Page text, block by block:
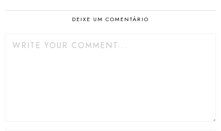
DEIXE UM COMENTÁRIO